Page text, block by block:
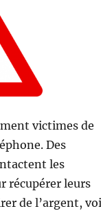
victimes de
Des
les
récupérer leurs
de l’argent,